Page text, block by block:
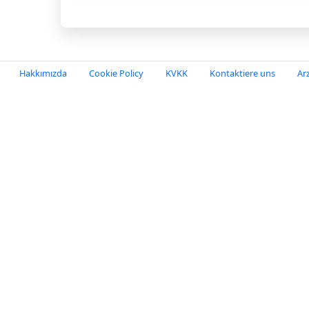
Hakkımızda Cookie Policy KVKK Kontaktiere uns